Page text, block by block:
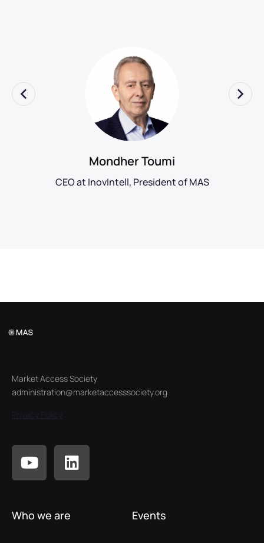
Mondher Toumi
CEO at InovIntell, President of MAS
Market Access Society
administration@marketaccesssociety.org
Privacy Policy
Who we are Events